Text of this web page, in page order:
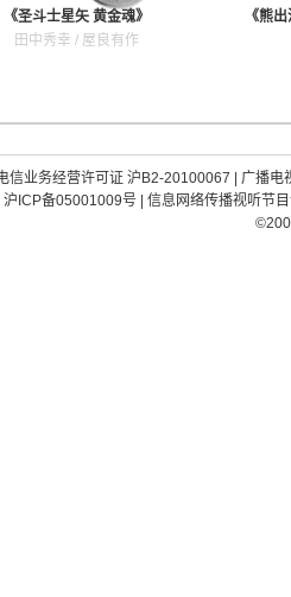
《圣斗士星矢 黄金魂》
田中秀幸 / 屋良有作
《熊
信业务经营许可证 沪B2-20100067
广播电
沪ICP备05001009号| 信息网络传播视听节